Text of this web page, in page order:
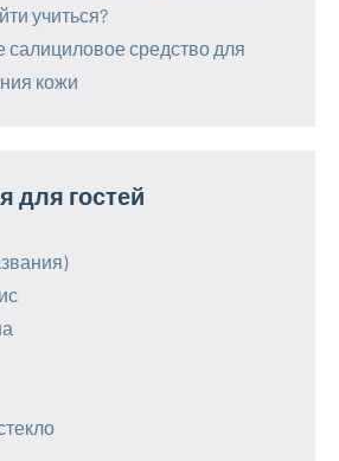
учиться?
салициловое средство для
кожи
для гостей